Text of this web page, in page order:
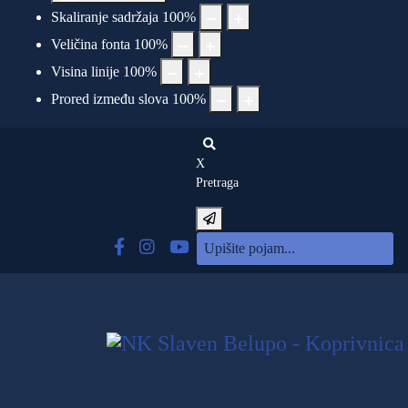
Skaliranje sadržaja 100%
Veličina fonta 100%
Visina linije 100%
Prored između slova 100%
X
Pretraga